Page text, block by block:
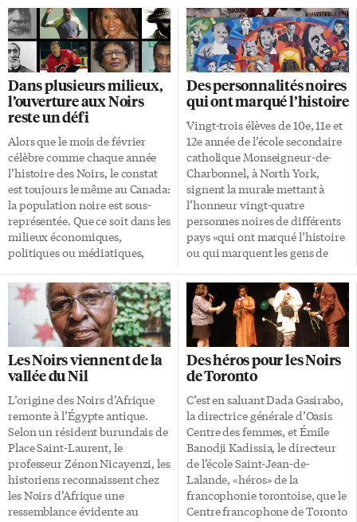
gouvernement fédéral comme
«personne d’importance
historique nationale». Dans les
années 1930-1940, Viola
Desmond est une jeune
entrepreneure florissante en
Nouvelle-Écosse. À la tête d’un
salon de coiffure, d’une école
d’esthétique et de sa propre
gamme de produits de beauté,
la femme d’affaires prospère.
Mais le 8 novembre 1946, tout
bascule. Parterre interdit Dans
la petite ville de New Glasgow,
la […]
dans nos collectivités partout
au pays. En publiant ces
portraits de personnalités
noires inspirantes, la FCFA
invite les Canadiens et les
Canadiennes francophones à
«célébrer la diversité dans leur
quotidien». Les deux premiers
sont ceux de deux Congolais:
Phylomène Zangio et Luketa
M’Pindou, qui oeuvrent
respectivement dans la
francophonie du Nouveau-
Brunswick et dans celle de
l’Alberta. Communautés
inclusives La FCFA travaille à
un avenir où […]
Dans plusieurs milieux,
l’ouverture aux Noirs
reste un défi
Alors que le mois de février
célèbre comme chaque année
l’histoire des Noirs, le constat
est toujours le même au Canada:
la population noire est sous-
représentée. Que ce soit dans les
milieux économiques,
politiques ou médiatiques,
D’après le recensement de 2016,
3,5% de la population
canadienne s’identifie comme
noire. Pourtant, cette même
proportion ne se retrouve pas
dans l’espace public. «On est
moins de 1%!», observe Léonie
Tchatat, fondatrice et
présidente-directrice générale
de la Passerelle IDÉ (intégration
et développement
économique). Pour la Franco-
Ontarienne, le combat se
poursuit en 2019: «Le constat
est clair. Il y a […]
Des personnalités noires
qui ont marqué l’histoire
Vingt-trois élèves de 10e, 11e et
12e année de l’école secondaire
catholique Monseigneur-de-
Charbonnel, à North York,
signent la murale mettant à
l’honneur vingt-quatre
personnes noires de différents
pays «qui ont marqué l’histoire
ou qui marquent les gens de
L’enseignante Lise-Anne
Thibault avait pour objectif de
«vivre un processus de création
avec ses élèves où la
collaboration axée sur le
rapport dialogique était au
coeur de l’expérience». Pendant
sept semaines, ces élèves des
cours d’Arts visuels ont créé
l’oeuvre d’art désormais
installée dans le foyer de l’école.
Cette oeuvre souligne aussi
l’origine très diversifiée des
élèves de l’école. «Dans […]
Les Noirs viennent de la
vallée du Nil
L’origine des Noirs d’Afrique
remonte à l’Égypte antique.
Selon un résident burundais de
Place Saint-Laurent, le
professeur Zénon Nicayenzi, les
historiens reconnaissent chez
les Noirs d’Afrique une
ressemblance évidente au
Des héros pour les Noirs
de Toronto
C’est en saluant Dada Gasirabo,
la directrice générale d’Oasis
Centre des femmes, et Émile
Banodji Kadissia, le directeur
de l’école Saint-Jean-de-
Lalande, «héros» de la
francophonie torontoise, que le
Centre francophone de Toronto